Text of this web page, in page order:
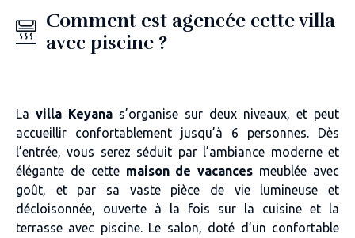
Comment est agencée cette villa
avec piscine ?
La villa Keyana s’organise sur deux niveaux, et peut
accueillir confortablement jusqu’à 6 personnes. Dès
l’entrée, vous serez séduit par l’ambiance moderne et
élégante de cette maison de vacances meublée avec
goût, et par sa vaste pièce de vie lumineuse et
décloisonnée, ouverte à la fois sur la cuisine et la
terrasse avec piscine. Le salon, doté d’un confortable